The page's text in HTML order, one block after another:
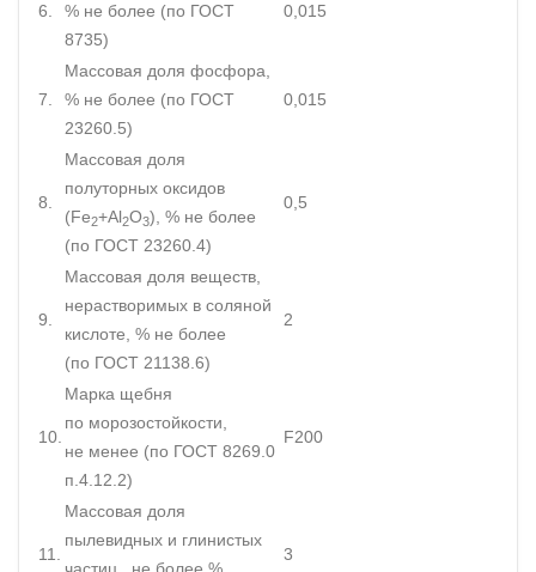
6.
% не более (по ГОСТ
8735)
0,015
7.
Массовая доля фосфора,
% не более (по ГОСТ
23260.5)
0,015
8.
Массовая доля
полуторных оксидов
(Fe2+Al2O3), % не более
(по ГОСТ 23260.4)
0,5
9.
Массовая доля веществ,
нерастворимых в соляной
кислоте, % не более
(по ГОСТ 21138.6)
2
10.
Марка щебня
по морозостойкости,
не менее (по ГОСТ 8269.0
п.4.12.2)
F200
11.
Массовая доля
пылевидных и глинистых
3